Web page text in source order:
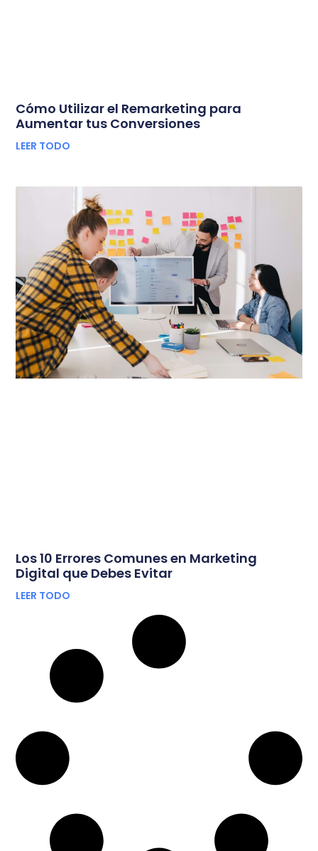
Cómo Utilizar el Remarketing para
Aumentar tus Conversiones
LEER TODO
Los 10 Errores Comunes en Marketing
Digital que Debes Evitar
LEER TODO